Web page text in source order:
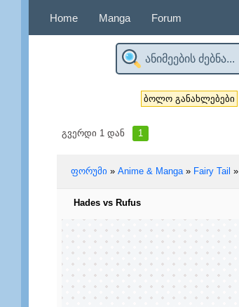
Home Manga Forum
ბოლო განახლებები
გვერდი 1დან 1
ფორუმი » Anime & Manga » Fairy Tail »
Hades vs Rufus